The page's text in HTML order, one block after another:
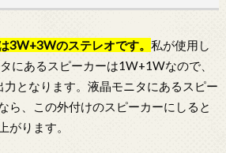
3W+3Wのステレオです。 私が使用し
にあるスピーカーは1W+1Wなので、
となります。液晶モニタにあるスピー
ら、この外付けのスピーカーにしると
がります。